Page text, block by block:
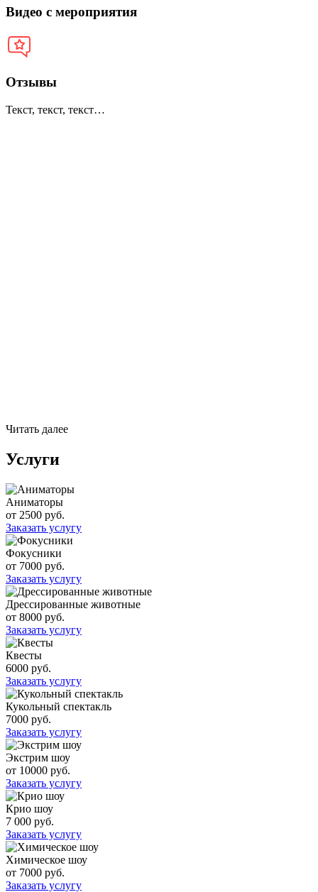
Видео с мероприятия
Отзывы
Текст, текст, текст…
Читать далее
Услуги
Аниматоры
от 2500 руб.
Заказать услугу
Фокусники
от 7000 руб.
Заказать услугу
Дрессированные животные
от 8000 руб.
Заказать услугу
Квесты
6000 руб.
Заказать услугу
Кукольный спектакль
7000 руб.
Заказать услугу
Экстрим шоу
от 10000 руб.
Заказать услугу
Крио шоу
7 000 руб.
Заказать услугу
Химическое шоу
от 7000 руб.
Заказать услугу